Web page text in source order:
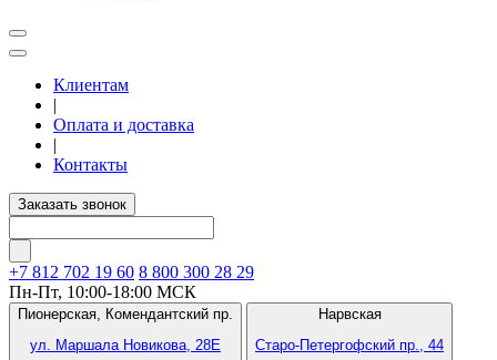
Клиентам
|
Оплата и доставка
|
Контакты
Заказать звонок
+7 812 702 19 60 8 800 300 28 29
Пн-Пт, 10:00-18:00 МСК
Пионерская, Комендантский пр.
ул. Маршала Новикова, 28Е
Нарвская
Старо-Петергофский пр., 44